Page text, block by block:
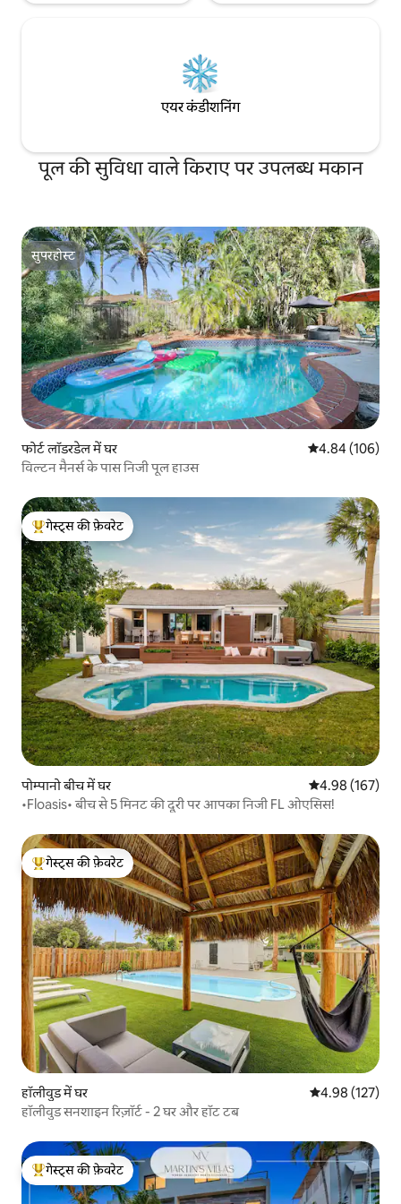
एयर कंडीशनिंग
पूल की सुविधा वाले किराए पर उपलब्ध मकान
सुपरहोस्ट
सुपरहोस्ट
फोर्ट लॉडरडेल में घर औसत रेटिंग 5 में से
4.84 (106)
विल्टन मैनर्स के पास निजी पूल हाउस
गेस्ट्स का टॉप फ़ेवरेट
गेस्ट्स की फ़ेवरेट
पोम्पानो बीच में घर औसत रेटिंग 5 में से
4.98 (167)
•Floasis• बीच से 5 मिनट की दूरी पर आपका निजी FL ओएसिस!
गेस्ट्स का टॉप फ़ेवरेट
गेस्ट्स की फ़ेवरेट
हॉलीवुड में घर औसत रेटिंग 5 में से
4.98 (127)
हॉलीवुड सनशाइन रिज़ॉर्ट - 2 घर और हॉट टब
गेस्ट्स का टॉप फ़ेवरेट
गेस्ट्स की फ़ेवरेट